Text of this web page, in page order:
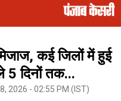
कई जिलों में हुई
5 दिनों तक...
2026 - 02:55 PM (IST)